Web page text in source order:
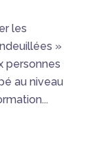
les
»
personnes
au niveau